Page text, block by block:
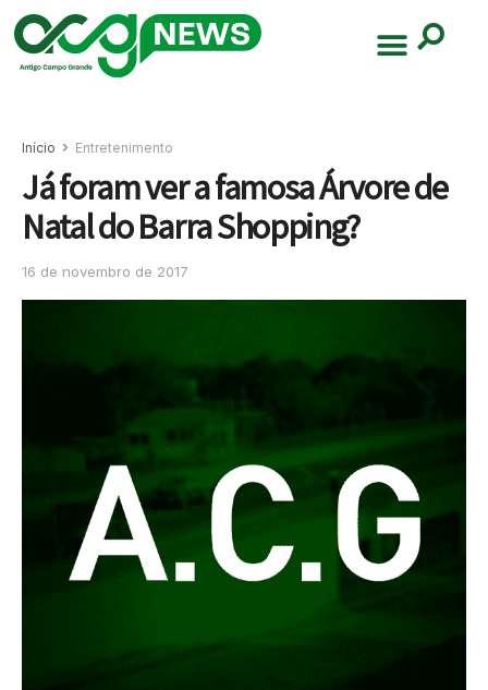
Início Entretenimento
Já foram ver a famosa Árvore de
Natal do Barra Shopping?
16 de novembro de 2017